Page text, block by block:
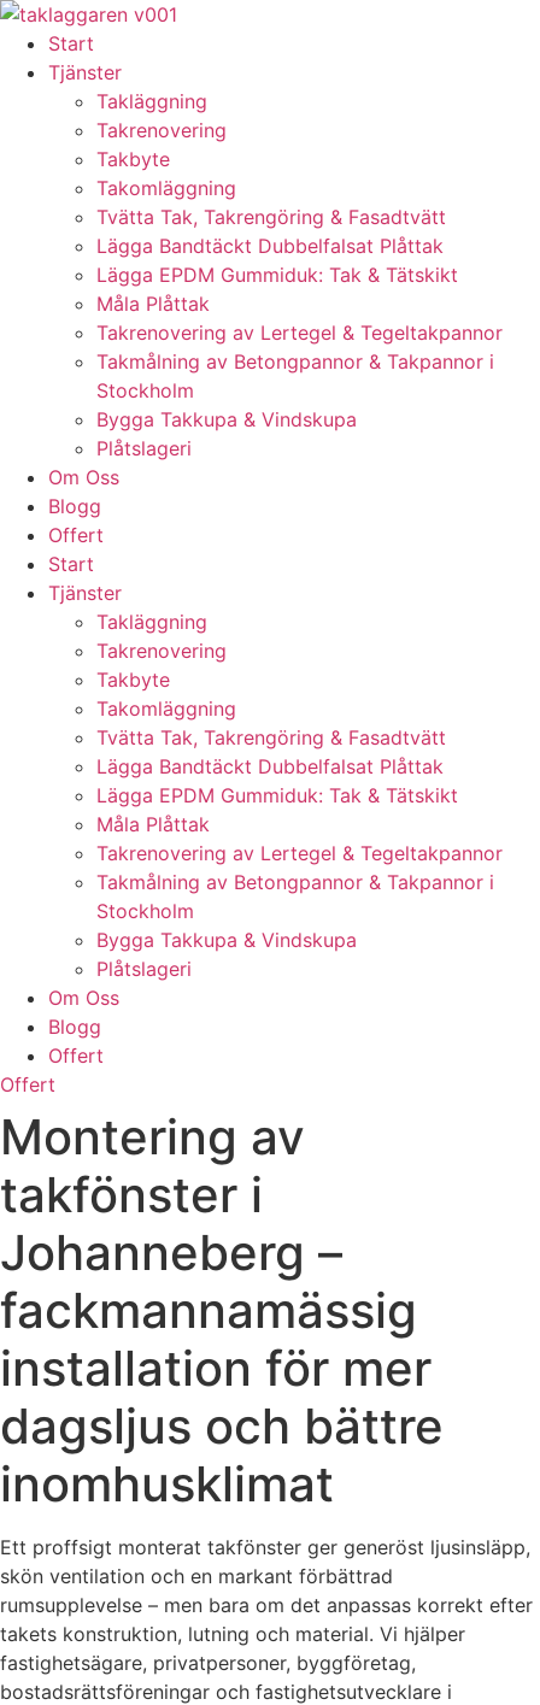
Skip
content
Start
Tjänster
Takläggning
Takrenovering
Takbyte
Takomläggning
Tvätta Tak, Takrengöring & Fasadtvätt
Lägga Bandtäckt Dubbelfalsat Plåttak
Lägga EPDM Gummiduk: Tak & Tätskikt
Måla Plåttak
Takrenovering av Lertegel & Tegeltakpannor
Takmålning av Betongpannor & Takpannor i
Stockholm
Bygga Takkupa & Vindskupa
Plåtslageri
Om Oss
Blogg
Offert
Start
Tjänster
Takläggning
Takrenovering
Takbyte
Takomläggning
Tvätta Tak, Takrengöring & Fasadtvätt
Lägga Bandtäckt Dubbelfalsat Plåttak
Lägga EPDM Gummiduk: Tak & Tätskikt
Måla Plåttak
Takrenovering av Lertegel & Tegeltakpannor
Takmålning av Betongpannor & Takpannor i
Stockholm
Bygga Takkupa & Vindskupa
Plåtslageri
Om Oss
Blogg
Offert
Offert
Montering av
takfönster i
Johanneberg –
fackmannamässig
installation för mer
dagsljus och bättre
inomhusklimat
Ett proffsigt monterat takfönster ger generöst ljusinsläpp,
skön ventilation och en markant förbättrad
rumsupplevelse – men bara om det anpassas korrekt efter
takets konstruktion, lutning och material. Vi hjälper
fastighetsägare, privatpersoner, byggföretag,
bostadsrättsföreningar och fastighetsutvecklare i